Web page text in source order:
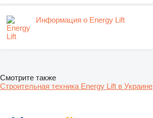
Информация о Energy Lift
Смотрите также
Строительная техника Energy Lift в Украине